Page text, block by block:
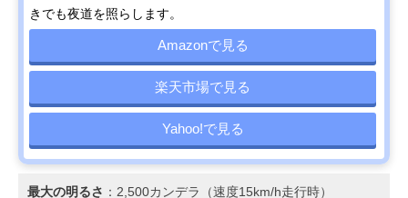
きでも夜道を照らします。
Amazonで見る
楽天市場で見る
Yahoo!で見る
最大の明るさ ：2,500カンデラ（速度15km/h走行時）